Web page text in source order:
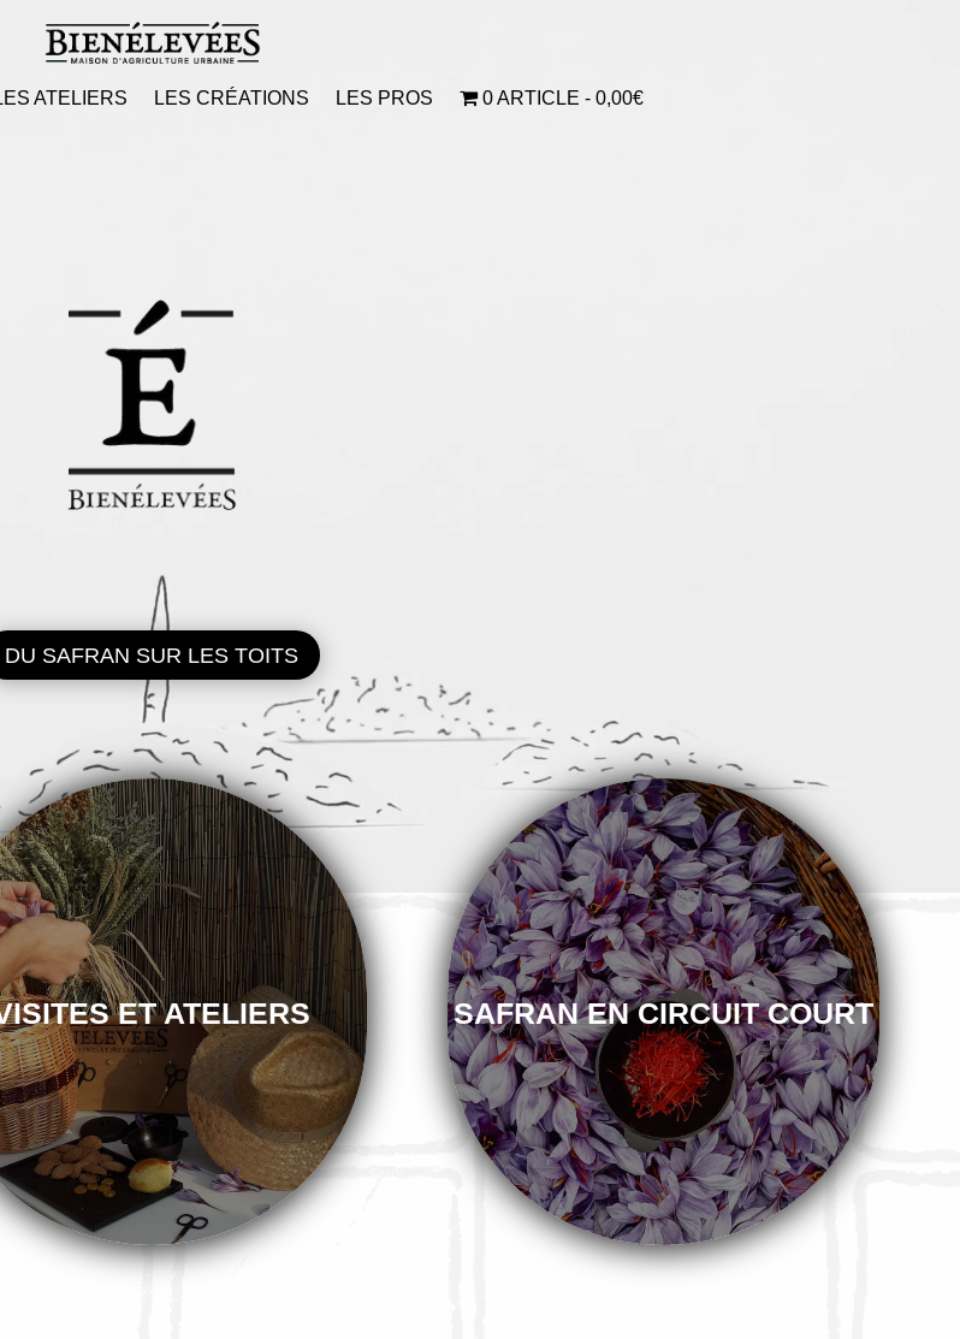
ATELIERS LES CRÉATIONS LES PROS 0 ARTICLE 0,00€
DU SAFRAN SUR LES TOITS
ET ATELIERS SAFRAN EN CIRCUIT COURT